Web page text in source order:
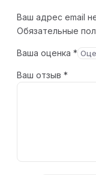
Ваш адрес email
Обязательные
Ваша оценка *
Ваш отзыв *